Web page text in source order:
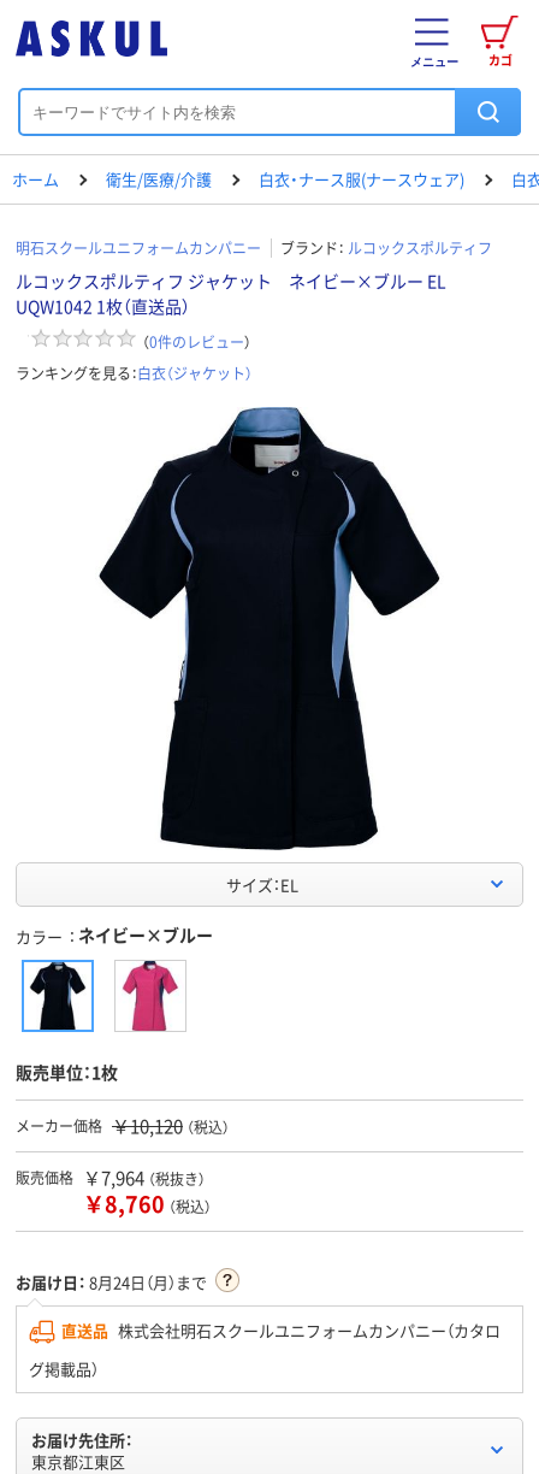
カゴ
メニュー
ホーム 衛生/医療/介護 白衣・ナース服(ナースウェア) 白
明石スクールユニフォームカンパニー ブランド： ルコックスポルティフ
ルコックスポルティフ ジャケット ネイビー×ブルー EL
UQW1042 1枚（直送品）
（0件のレビュー）
ランキングを見る：白衣（ジャケット）
サイズ：EL
カラー ネイビー×ブルー
販売単位：1枚
メーカー価格 ￥10,120 （税込）
販売価格 ￥7,964 （税抜き）
￥8,760 （税込）
お届け日： 8月24日（月）まで
直送品 株式会社明石スクールユニフォームカンパニー（カタロ
グ掲載品）
お届け先住所：
東京都江東区